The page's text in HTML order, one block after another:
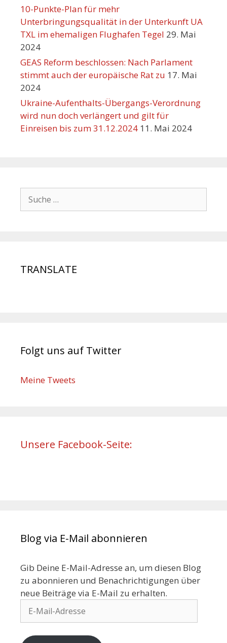
10-Punkte-Plan für mehr
Unterbringungsqualität in der Unterkunft UA
TXL im ehemaligen Flughafen Tegel 29. Mai
2024
GEAS Reform beschlossen: Nach Parlament
stimmt auch der europäische Rat zu 17. Mai
2024
Ukraine-Aufenthalts-Übergangs-Verordnung
wird nun doch verlängert und gilt für
Einreisen bis zum 31.12.2024 11. Mai 2024
TRANSLATE
Folgt uns auf Twitter
Meine Tweets
Unsere Facebook-Seite:
Blog via E-Mail abonnieren
Gib Deine E-Mail-Adresse an, um diesen Blog
zu abonnieren und Benachrichtigungen über
neue Beiträge via E-Mail zu erhalten.